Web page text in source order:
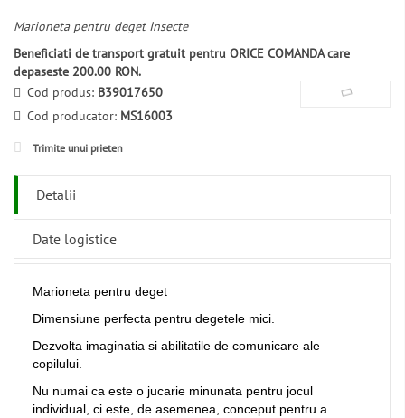
Marioneta pentru deget Insecte
Beneficiati de transport gratuit pentru ORICE COMANDA care
depaseste 200.00 RON.
Cod produs: B39017650
Cod producator: MS16003
Trimite unui prieten
Detalii
Date logistice
Marioneta pentru deget
Dimensiune perfecta pentru degetele mici.
Dezvolta imaginatia si abilitatile de comunicare ale
copilului.
Nu numai ca este o jucarie minunata pentru jocul
individual, ci este, de asemenea, conceput pentru a